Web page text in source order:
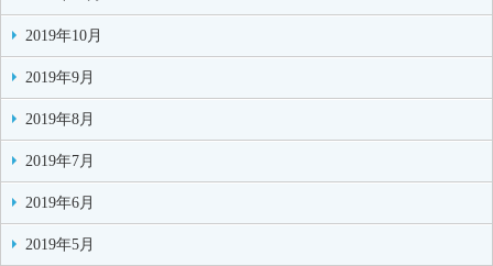
2019年10月
2019年9月
2019年8月
2019年7月
2019年6月
2019年5月